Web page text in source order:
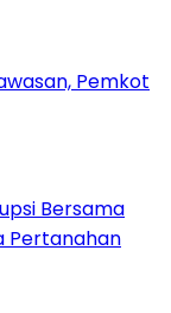
Pemkot
Bersama
Pertanahan